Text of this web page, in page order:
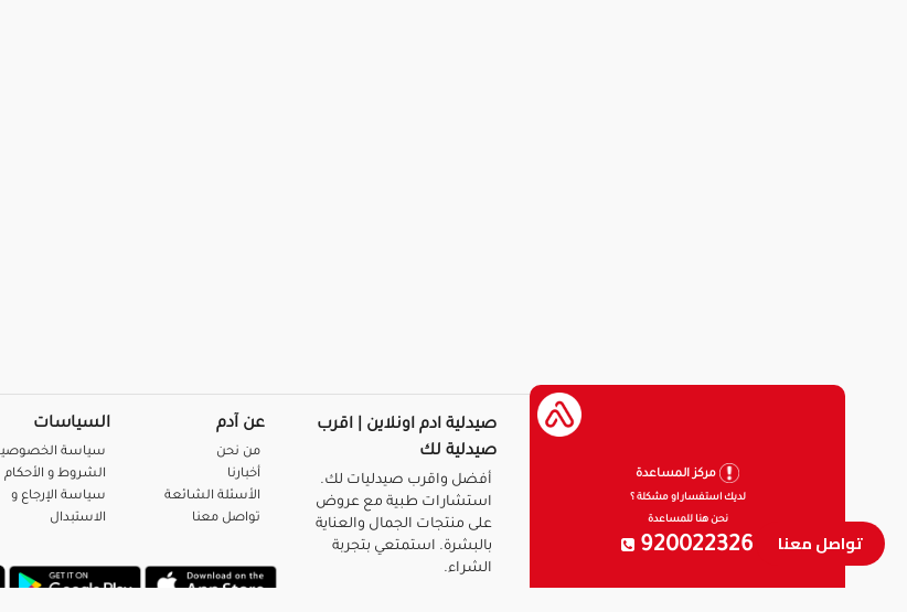
تواصل معنا
مركز المساعدة
لديك استفسار او مشكلة ؟
نحن هنا للمساعدة
920022326
صيدلية ادم اونلاين | اقرب
صيدلية لك
أفضل واقرب صيدليات لك.
استشارات طبية مع عروض
على منتجات الجمال والعناية
بالبشرة. استمتعي بتجربة
الشراء.
عن آدم
من نحن
أخبارنا
الأسئلة الشائعة
تواصل معنا
السياسات
سياسة
الشروط و الأحكام
سياسة الإرجاع و
الاستبدال